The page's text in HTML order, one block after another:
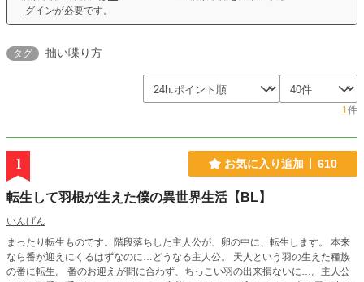
グインが必要です。
タグ 拙い喋り方
1件
1 お気に入り追加 610
転生して羽根が生えた僕の異世界生活【BL】
いんげん
まったり転生ものです。階段落ちした主人公が、卵の中に、転生します。 本来
なら番が迎えにくるはずなのに…どうなる主人公。 天人という羽の生えた種族
の番に転生。 番のお迎えが間に合わず、ちっこい羽の出来損ないに…。主人公